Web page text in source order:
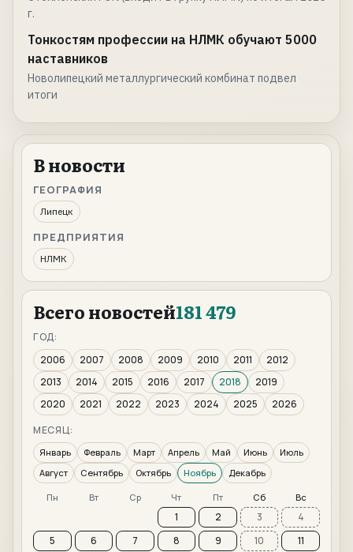
г.
Тонкостям профессии на НЛМК обучают 5000
наставников
Новолипецкий металлургический комбинат подвел
итоги
В новости
ГЕОГРАФИЯ
Липецк
ПРЕДПРИЯТИЯ
НЛМК
Всего новостей181 479
ГОД:
2006
2007 2008 2009 2010 2011
2012
2013
2014 2015 2016 2017 2018
2019
2020
2021 2022 2023 2024 2025
2026
МЕСЯЦ:
Январь Февраль Март Апрель Май Июнь
Июль
Август
Сентябрь Октябрь Ноябрь Декабрь
Пн Вт Ср Чт Пт Сб Вс
1 2 3
4
5
6 7 8 9 10
11